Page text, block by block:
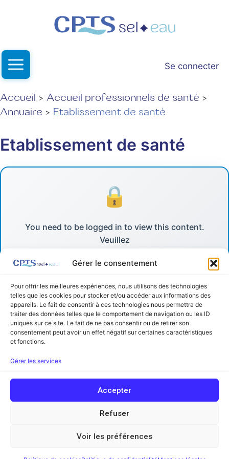
Gérer le consentement
Pour offrir les meilleures expériences, nous utilisons des technologies
telles que les cookies pour stocker et/ou accéder aux informations des
appareils. Le fait de consentir à ces technologies nous permettra de
traiter des données telles que le comportement de navigation ou les ID
uniques sur ce site. Le fait de ne pas consentir ou de retirer son
consentement peut avoir un effet négatif sur certaines caractéristiques
et fonctions.
Gérer les services
Accepter
Refuser
Voir les préférences
Se connecter
Accueil
Accueil professionnels de santé
Annuaire
Etablissement de santé
Etablissement de santé
You need to be logged in to view this content.
Veuillez
Log In
. Not a Member?
Nous Rejoindre
Sel et Eau (ex Sel et Vermois) | Powered by
Mentions légales